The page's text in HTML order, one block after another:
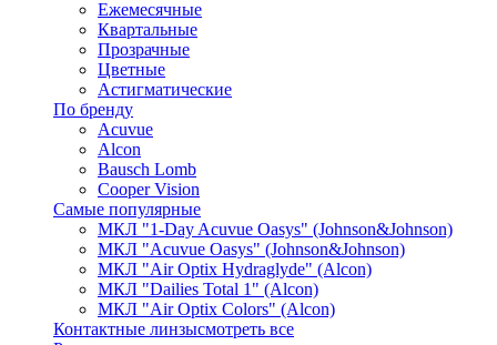
Ежемесячные
Квартальные
Прозрачные
Цветные
Астигматические
По бренду
Acuvue
Alcon
Bausch Lomb
Cooper Vision
Самые популярные
МКЛ "1-Day Acuvue Oasys" (Johnson&Johnson)
МКЛ "Acuvue Oasys" (Johnson&Johnson)
МКЛ "Air Optix Hydraglyde" (Alcon)
МКЛ "Dailies Total 1" (Alcon)
МКЛ "Air Optix Colors" (Alcon)
Контактные линзысмотреть все